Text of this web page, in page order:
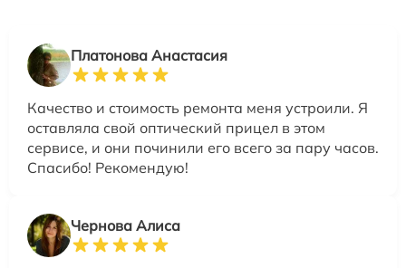
Платонова Анастасия
Качество и стоимость ремонта меня устроили. Я
оставляла свой оптический прицел в этом
сервисе, и они починили его всего за пару часов.
Спасибо! Рекомендую!
Чернова Алиса